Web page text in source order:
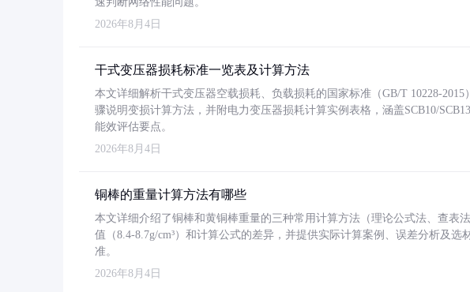
2026年8月4日
干式变压器损耗标准一览表及计算方法
本文详细解析干式变压器空载损耗、负载损耗的国家标准（GB/T 10228-
骤说明变损计算方法，并附电力变压器损耗计算实例表格，涵盖SCB10/
能效评估要点。
2026年8月4日
铜棒的重量计算方法有哪些
本文详细介绍了铜棒和黄铜棒重量的三种常用计算方法（理论公式法、查表
值（8.4-8.7g/cm³）和计算公式的差异，并提供实际计算案例、误差分析及选
准。
2026年8月4日